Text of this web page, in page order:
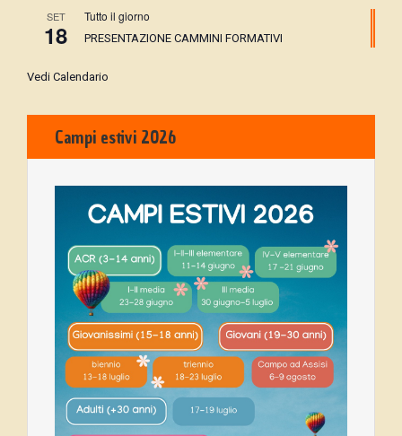
SET
18
Tutto il giorno
PRESENTAZIONE CAMMINI FORMATIVI
Vedi Calendario
Campi estivi 2026